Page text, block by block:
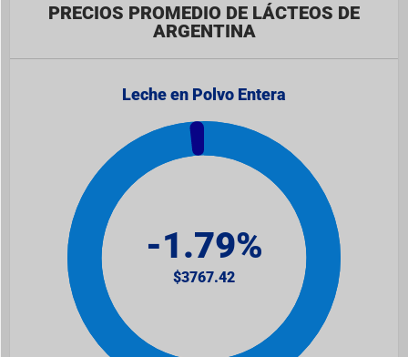
PRECIOS PROMEDIO DE LÁCTEOS DE
ARGENTINA
Leche en Polvo Entera